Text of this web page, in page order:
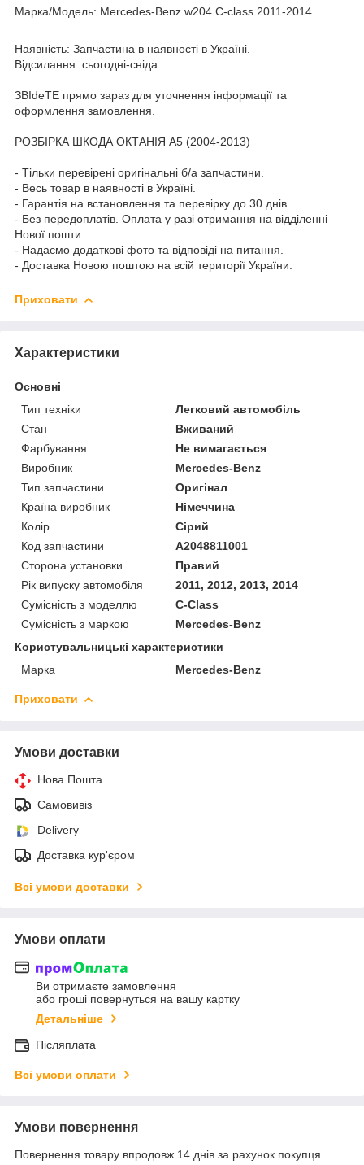
Марка/Модель: Mercedes-Benz w204 C-class 2011-2014
Наявність: Запчастина в наявності в Україні.
Відсилання: сьогодні-сніда
ЗВІdeТЕ прямо зараз для уточнення інформації та
оформлення замовлення.
РОЗБІРКА ШКОДА ОКТАНІЯ A5 (2004-2013)
- Тільки перевірені оригінальні б/а запчастини.
- Весь товар в наявності в Україні.
- Гарантія на встановлення та перевірку до 30 днів.
- Без передоплатів. Оплата у разі отримання на відділенні
Нової пошти.
- Надаємо додаткові фото та відповіді на питання.
- Доставка Новою поштою на всій території України.
Приховати
Характеристики
Основні
Тип техніки
Легковий автомобіль
Стан
Вживаний
Фарбування
Не вимагається
Виробник
Mercedes-Benz
Тип запчастини
Оригінал
Країна виробник
Німеччина
Колір
Сірий
Код запчастини
A2048811001
Сторона установки
Правий
Рік випуску автомобіля
2011, 2012, 2013, 2014
Сумісність з моделлю
C-Class
Сумісність з маркою
Mercedes-Benz
Користувальницькі характеристики
Марка
Mercedes-Benz
Приховати
Умови доставки
Нова Пошта
Самовивіз
Delivery
Доставка кур'єром
Всі умови доставки
Умови оплати
Ви отримаєте замовлення
або гроші повернуться на вашу картку
Детальніше
Післяплата
Всі умови оплати
Умови повернення
Повернення товару впродовж 14 днів за рахунок покупця